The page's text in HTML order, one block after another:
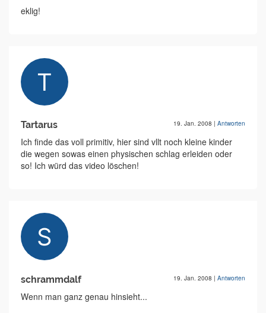
eklig!
Tartarus 19. Jan. 2008 | Antworten
Ich finde das voll primitiv, hier sind vllt noch kleine kinder
die wegen sowas einen physischen schlag erleiden oder
so! Ich würd das video löschen!
schrammdalf 19. Jan. 2008 | Antworten
Wenn man ganz genau hinsieht...